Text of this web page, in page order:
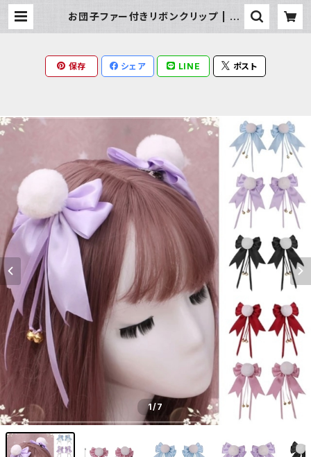
お団子ファー付きリボンクリップ | Mi
保存 シェア LINE ポスト
1/7